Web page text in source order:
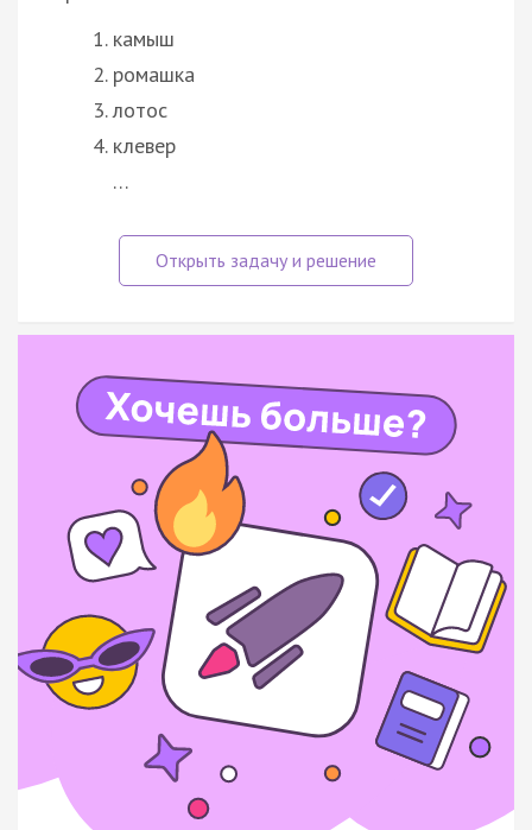
камыш
ромашка
лотос
клевер
…